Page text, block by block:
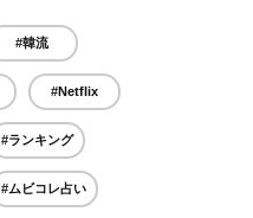
#韓流
#Netflix
#ランキング
#ムビコレ占い